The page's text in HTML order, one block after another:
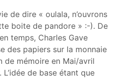
de dire « oulala, n’ouvrons
boite de pandore » :-). De
temps, Charles Gave
des papiers sur la monnaie
de mémoire en Mai/avril
L’idée de base étant que